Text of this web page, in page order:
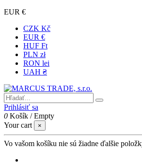
EUR €
CZK Kč
EUR €
HUF Ft
PLN zł
RON lei
UAH ₴
Prihlásiť sa
0 Košík /Empty
Your cart
×
Vo vašom košíku nie sú žiadne ďalšie